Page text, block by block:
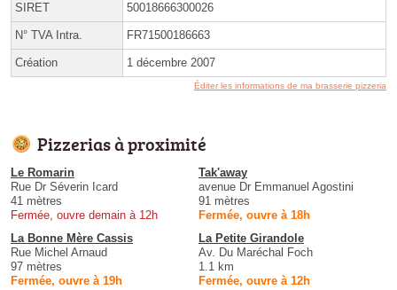
SIRET 50018666300026
N° TVA Intra. FR71500186663
Création 1 décembre 2007
Éditer les informations de ma brasserie pizzeria
Pizzerias à proximité
Le Romarin
Rue Dr Séverin Icard
41 mètres
Fermée, ouvre demain à 12h
Tak'away
avenue Dr Emmanuel Agostini
91 mètres
Fermée, ouvre à 18h
La Bonne Mère Cassis
Rue Michel Arnaud
97 mètres
Fermée, ouvre à 19h
La Petite Girandole
Av. Du Maréchal Foch
1.1 km
Fermée, ouvre à 12h